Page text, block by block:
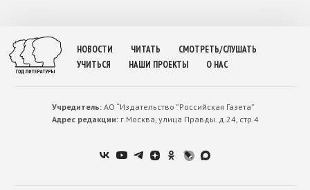
НОВОСТИ ЧИТАТЬ
СМОТРЕТЬ/СЛУШАТЬ
УЧИТЬСЯ
НАШИ ПРОЕКТЫ О НАС
Учредитель:АО “Издательство ”Российская Газета”
Адрес редакции:г.Москва, улица Правды. д.24, стр.4